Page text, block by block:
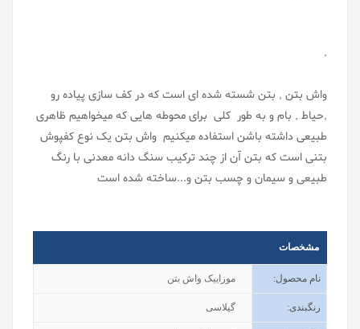
.
واش بتن , بتن شسته شده ای است که در کف سازی پیاده رو
,حیاط , بام و به طور کلی برای محوطه هایی که میخواهیم ظاهری
طبیعی داشته باشن استفاده میکنیم واش بتن یک نوع کفپوش
بتنی است که بتن آن از چند ترکیب سنگ دانه معدنی با رنگ
طبیعی و سیمان و چسب بتن و...ساخته شده است
مشخصات
نام محصول: موزاییک واش بتن
رنگبندی: گیلاسی